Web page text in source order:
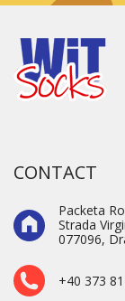
CONTACT
Packeta
Strada
077096,
+40 373